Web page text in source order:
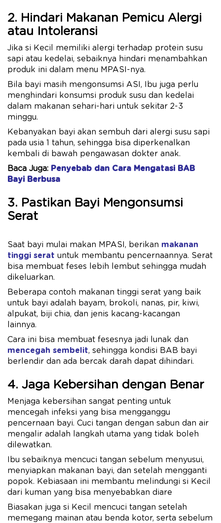
2. Hindari Makanan Pemicu Alergi
atau Intoleransi
Jika si Kecil memiliki alergi terhadap protein susu
sapi atau kedelai, sebaiknya hindari menambahkan
produk ini dalam menu MPASI-nya.
Bila bayi masih mengonsumsi ASI, Ibu juga perlu
menghindari konsumsi produk susu dan kedelai
dalam makanan sehari-hari untuk sekitar 2-3
minggu.
Kebanyakan bayi akan sembuh dari alergi susu sapi
pada usia 1 tahun, sehingga bisa diperkenalkan
kembali di bawah pengawasan dokter anak.
Baca Juga: Penyebab dan Cara Mengatasi BAB
Bayi Berbusa
3. Pastikan Bayi Mengonsumsi
Serat
Saat bayi mulai makan MPASI, berikan makanan
tinggi serat untuk membantu pencernaannya. Serat
bisa membuat feses lebih lembut sehingga mudah
dikeluarkan.
Beberapa contoh makanan tinggi serat yang baik
untuk bayi adalah bayam, brokoli, nanas, pir, kiwi,
alpukat, biji chia, dan jenis kacang-kacangan
lainnya.
Cara ini bisa membuat fesesnya jadi lunak dan
mencegah sembelit, sehingga kondisi BAB bayi
berlendir dan ada bercak darah dapat dihindari.
4. Jaga Kebersihan dengan Benar
Menjaga kebersihan sangat penting untuk
mencegah infeksi yang bisa mengganggu
pencernaan bayi. Cuci tangan dengan sabun dan air
mengalir adalah langkah utama yang tidak boleh
dilewatkan.
Ibu sebaiknya mencuci tangan sebelum menyusui,
menyiapkan makanan bayi, dan setelah mengganti
popok. Kebiasaan ini membantu melindungi si Kecil
dari kuman yang bisa menyebabkan diare
Biasakan juga si Kecil mencuci tangan setelah
memegang mainan atau benda kotor, serta sebelum